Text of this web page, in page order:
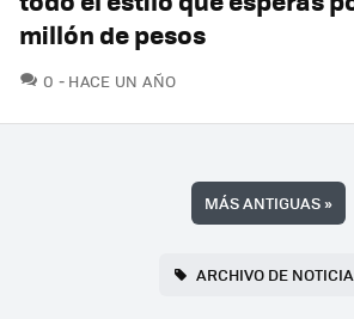
millón de pesos
0 COMENTARIOS
HACE UN AÑO
MÁS ANTIGUAS»
ARCHIVO DE